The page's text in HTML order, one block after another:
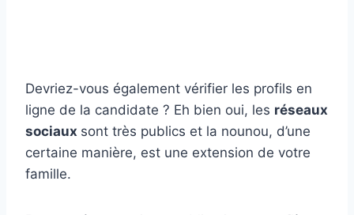
Devriez-vous également vérifier les profils en
ligne de la candidate ? Eh bien oui, les réseaux
sociaux sont très publics et la nounou, d’une
certaine manière, est une extension de votre
famille.